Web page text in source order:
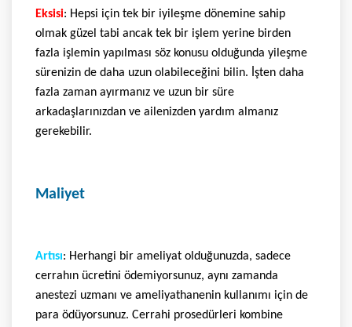
Eksisi: Hepsi için tek bir iyileşme dönemine sahip
olmak güzel tabi ancak tek bir işlem yerine birden
fazla işlemin yapılması söz konusu olduğunda yileşme
sürenizin de daha uzun olabileceğini bilin. İşten daha
fazla zaman ayırmanız ve uzun bir süre
arkadaşlarınızdan ve ailenizden yardım almanız
gerekebilir.
Maliyet
Artısı: Herhangi bir ameliyat olduğunuzda, sadece
cerrahın ücretini ödemiyorsunuz, aynı zamanda
anestezi uzmanı ve ameliyathanenin kullanımı için de
para ödüyorsunuz. Cerrahi prosedürleri kombine